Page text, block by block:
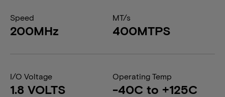
Speed
200MHz
MT/s
400MTPS
I/O Voltage
1.8 VOLTS
Operating Temp
-40C to +125C